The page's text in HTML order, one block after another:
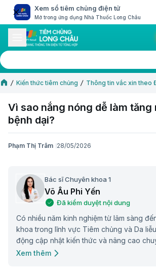
Xem sổ tiêm chủng điện tử
Mở trong ứng dụng Nhà Thuốc Long Châu
Kiến thức tiêm chủng Thông tin vắc xin theo
Vì sao nắng nóng dễ làm tăng
bệnh dại?
Phạm Thị Trâm 28/05/2026
Bác sĩ Chuyên khoa 1
Võ Âu Phi Yến
Đã kiểm duyệt nội dung
Có nhiều năm kinh nghiệm từ lâm sàng
khoa trong lĩnh vực Tiêm chủng và Da
động cập nhật kiến thức và nâng cao
mang đến những thông tin hữu ích cho
Xem thêm